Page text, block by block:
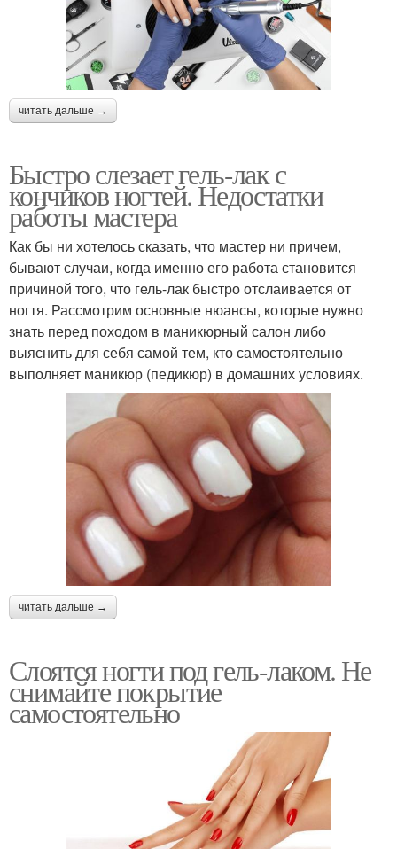
читать дальше →
Быстро слезает гель-лак с
кончиков ногтей. Недостатки
работы мастера
Как бы ни хотелось сказать, что мастер ни причем,
бывают случаи, когда именно его работа становится
причиной того, что гель-лак быстро отслаивается от
ногтя. Рассмотрим основные нюансы, которые нужно
знать перед походом в маникюрный салон либо
выяснить для себя самой тем, кто самостоятельно
выполняет маникюр (педикюр) в домашних условиях.
читать дальше →
Слоятся ногти под гель-лаком. Не
снимайте покрытие
самостоятельно